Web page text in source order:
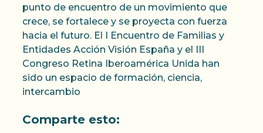
punto de encuentro de un movimiento que
crece, se fortalece y se proyecta con fuerza
hacia el futuro. El I Encuentro de Familias y
Entidades Acción Visión España y el III
Congreso Retina Iberoamérica Unida han
sido un espacio de formación, ciencia,
intercambio
Comparte esto: